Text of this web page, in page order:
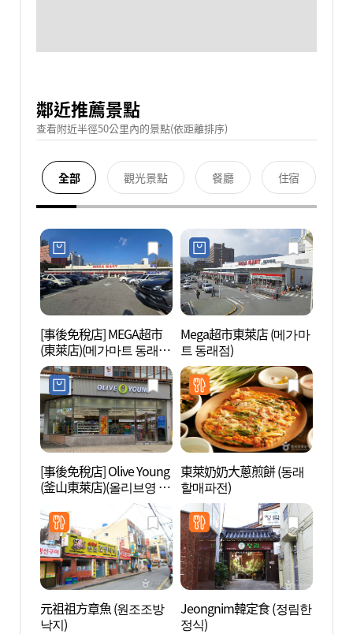
鄰近推薦景點
查看附近半徑50公里內的景點(依距離排序)
全部 觀光景點 餐廳 住宿
[事後免稅店] MEGA超市
(東萊店)(메가마트 동래
점)
Mega超市東萊店 (메가마
트 동래점)
[事後免稅店] Olive Young
(釜山東萊店)(올리브영 부
東萊奶奶大蔥煎餅 (동래
할매파전)
元祖祖方章魚 (원조조방
낙지)
Jeongnim韓定食 (정림한
정식)